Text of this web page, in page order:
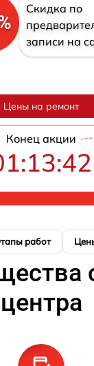
Скидка по
записи на
Цены на ремонт
Конец акции
работ
центра